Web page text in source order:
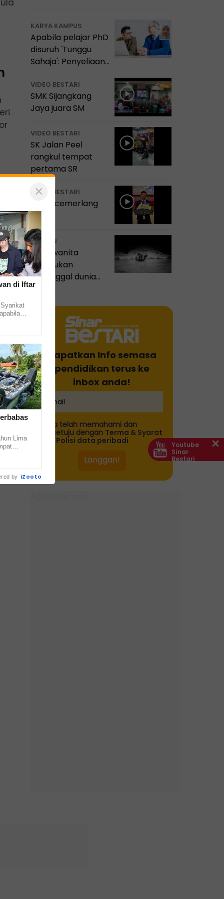
KARYA KAMPUS
Apabila pelajar PhD
disuruh 'Tunggu
Sahaja': Penyeliaan
VIDEO BESTARI
SMK Sijangkang
Jaya juara SM
VIDEO BESTARI
SK Jalan Peel
rangkul tempat
pertama SR
VIDEO BESTARI
Terus cemerlang
dik!
BULETIN
Guru wanita
ditemukan
meninggal dunia
dalam tandas
Dapatkan Info semasa
pendidikan terus ke
inbox anda!
Saya telah memahami dan
bersetuju dengan Terma & Syarat
Polisi data peribadi
Youtube
Sinar
Bestari
×
di Iftar
Lima
by iZooto